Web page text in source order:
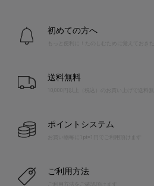
初めての方へ
送料無料
10,000円以上（税込）のお買い上げで送料無
ポイントシステム
お買い物毎に1pt=1円でご利用頂けます
ご利用方法